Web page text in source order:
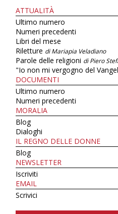
ATTUALITÀ
Ultimo numero
Numeri precedenti
Libri del mese
Riletture di Mariapia Veladiano
Parole delle religioni di Piero
"Io non mi vergogno del
DOCUMENTI
Ultimo numero
Numeri precedenti
MORALIA
Blog
Dialoghi
IL REGNO DELLE DONNE
Blog
NEWSLETTER
Iscriviti
EMAIL
Scrivici